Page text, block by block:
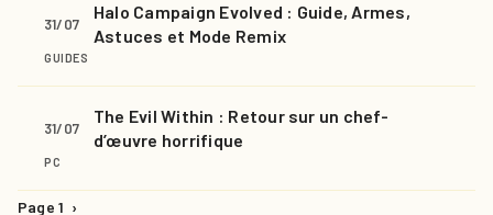
31/07
Halo Campaign Evolved : Guide, Armes,
Astuces et Mode Remix
GUIDES
31/07
The Evil Within : Retour sur un chef-
d’œuvre horrifique
PC
Page 1 ›